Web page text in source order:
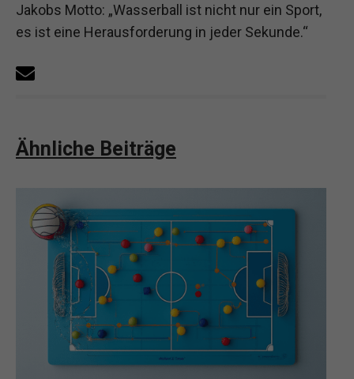
Jakobs Motto: „Wasserball ist nicht nur ein Sport,
es ist eine Herausforderung in jeder Sekunde.“
Ähnliche Beiträge